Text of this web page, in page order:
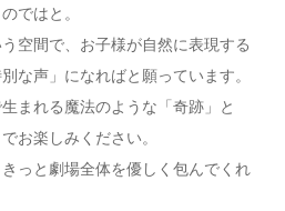
ではと。
空間で、お子様が自然に表現する
な声」になればと願っています。
まれる魔法のような「奇跡」と
お楽しみください。
っと劇場全体を優しく包んでくれ